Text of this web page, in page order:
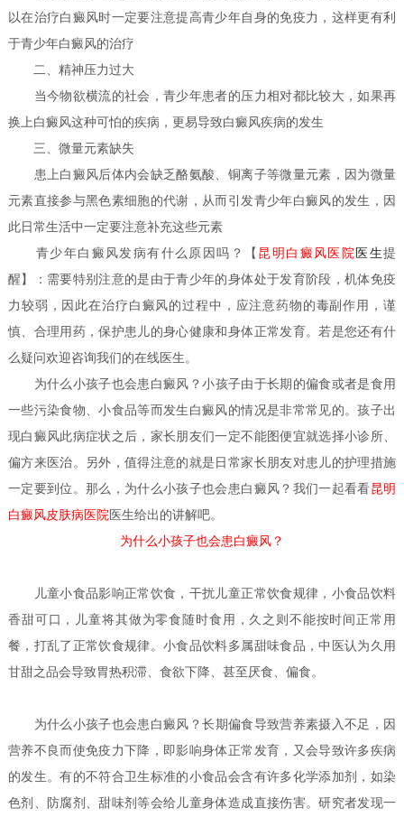
以在治疗白癜风时一定要注意提高青少年自身的免疫力，这样更有利
于青少年白癜风的治疗
二、精神压力过大
当今物欲横流的社会，青少年患者的压力相对都比较大，如果再
换上白癜风这种可怕的疾病，更易导致白癜风疾病的发生
三、微量元素缺失
患上白癜风后体内会缺乏酪氨酸、铜离子等微量元素，因为微量
元素直接参与黑色素细胞的代谢，从而引发青少年白癜风的发生，因
此日常生活中一定要注意补充这些元素
青少年白癜风发病有什么原因吗？
【 昆明白癜风医院 医生提
醒】：需要特别注意的是由于青少年的身体处于发育阶段，机体免疫
力较弱，因此在治疗白癜风的过程中，应注意药物的毒副作用，谨
慎、合理用药，保护患儿的身心健康和身体正常发育。若是您还有什
么疑问欢迎咨询我们的在线医生。
为什么小孩子也会患白癜风？小孩子由于长期的偏食或者是食用
一些污染食物、小食品等而发生白癜风的情况是非常常见的。孩子出
现白癜风此病症状之后，家长朋友们一定不能图便宜就选择小诊所、
偏方来医治。另外，值得注意的就是日常家长朋友对患儿的护理措施
一定要到位。那么，为什么小孩子也会患白癜风？我们一起看看昆明
白癜风皮肤病医院 医生给出的讲解吧。
为什么小孩子也会患白癜风？
儿童小食品影响正常饮食，干扰儿童正常饮食规律，小食品饮料
香甜可口，儿童将其做为零食随时食用，久之则不能按时间正常用
餐，打乱了正常饮食规律。小食品饮料多属甜味食品，中医认为久用
甘甜之品会导致胃热积滞、食欲下降、甚至厌食、偏食。
为什么小孩子也会患白癜风？长期偏食导致营养素摄入不足，因
营养不良而使免疫力下降，即影响身体正常发育，又会导致许多疾病
的发生。有的不符合卫生标准的小食品会含有许多化学添加剂，如染
色剂、防腐剂、甜味剂等会给儿童身体造成直接伤害。研究者发现一